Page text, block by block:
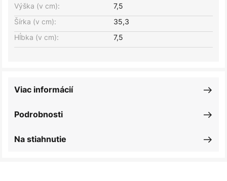
Šírka (v cm): 35,3
Výška (v cm): 7,5
Hĺbka (v cm): 7,5
Podrobnosti
Viac informácií
Na stiahnutie